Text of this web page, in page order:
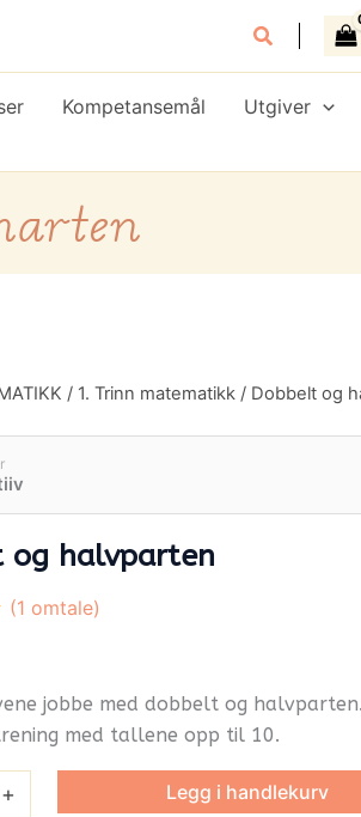
Kompetansemål
Utgiver
/ 1. Trinn matematikk / Dobbelt og
og halvparten
(1 omtale)
jobbe med dobbelt og
med tallene opp til 10.
+ Legg i handlekurv